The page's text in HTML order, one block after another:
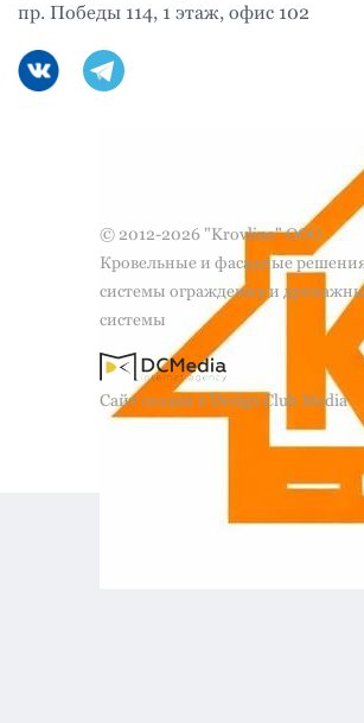
© 2012-2026 "Krovline" ООО
Кровельные и фасадные
системы ограждения и
системы
Сайт создан в Design Club Media
пр. Победы 114, 1 этаж, офис 102